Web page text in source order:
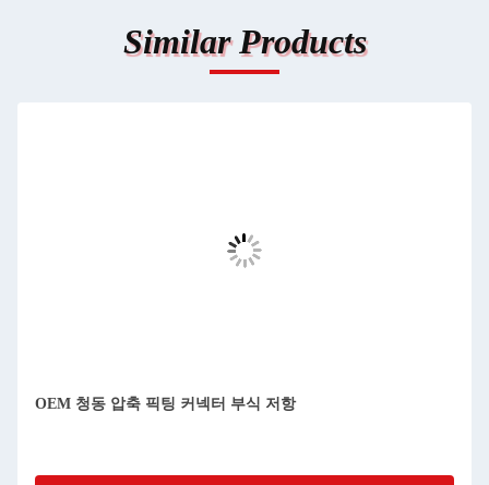
Similar Products
OEM 청동 압축 픽팅 커넥터 부식 저항